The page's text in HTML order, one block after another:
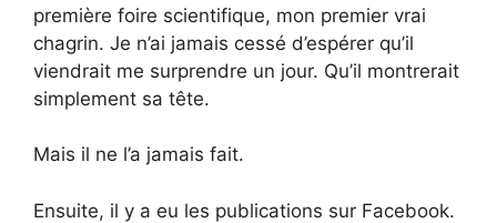
première foire scientifique, mon premier vrai
chagrin. Je n’ai jamais cessé d’espérer qu’il
viendrait me surprendre un jour. Qu’il montrerait
simplement sa tête.
Mais il ne l’a jamais fait.
Ensuite, il y a eu les publications sur Facebook.